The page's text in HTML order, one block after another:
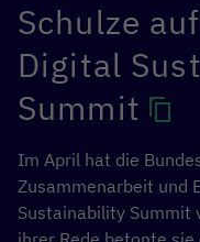
Hangzhou, China,
MEHR ZUM EVENT
Schulze
Digital
Summit
Im April hat die
Zusammenarbeit und
Sustainability Summit